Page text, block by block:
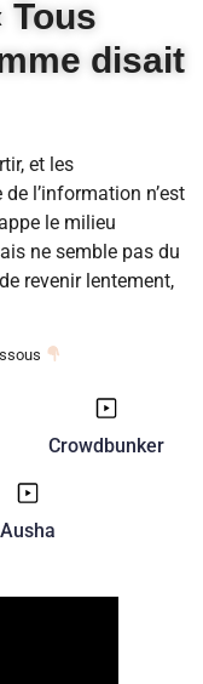
Tous
disait
et les
l’information n’est
le milieu
ne semble pas du
revenir lentement,
Crowdbunker
Ausha